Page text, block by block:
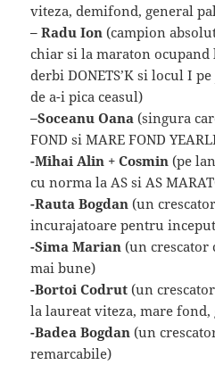
viteza, demifond, general
– Radu Ion (campion
chiar si la maraton
derbi DONETS’K si locul I
de a-i pica ceasul)
–Soceanu Oana (singura
FOND si MARE FOND
-Mihai Alin + Cosmin (pe
cu norma la AS si AS
-Rauta Bogdan (un
incurajatoare pentru
-Sima Marian (un crescator
mai bune)
-Bortoi Codrut (un
la laureat viteza, mare fond,
-Badea Bogdan (un
remarcabile)